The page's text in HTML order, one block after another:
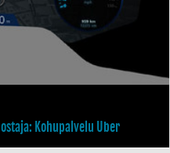
Kohupalvelu Uber